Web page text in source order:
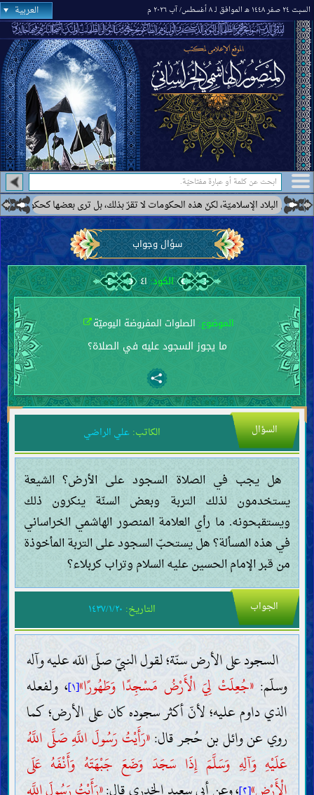
السبت ٢٤ صفر ١٤٤٨ هـ الموافق لـ ٨ أغسطس/ آب ٢٠٢٦ م العربية
لا تقرّ بذلك، بل ترى بعضها كحكومة إيران أنّها ممهّدة لظهور الإمام المهديّ
سؤال وجواب
الكود:٤١
الموضوع: الصلوات المفروضة اليوميّة
ما يجوز السجود عليه في الصلاة؟
السؤال الكاتب: علي الراضي
هل يجب في الصلاة السجود على الأرض؟ الشيعة
يستخدمون لذلك التربة وبعض السنّة ينكرون ذلك
ويستقبحونه. ما رأي العلامة المنصور الهاشمي الخراساني
في هذه المسألة؟ هل يستحبّ السجود على التربة المأخوذة
من قبر الإمام الحسين عليه السلام وتراب كربلاء؟
الجواب التاريخ: ١٤٣٧/١/٢٠
السجود على الأرض سنّة؛ لقول النبيّ صلّى اللّه عليه وآله
وسلّم: «جُعِلَتْ لِيَ الْأَرْضُ مَسْجِدًا وَطَهُورًا»[١] ، ولفعله
الذي داوم عليه؛ لأنّ أكثر سجوده كان على الأرض؛ كما
روي عن وائل بن حُجر قال:«رَأَيْتُ رَسُولَ اللَّهِ صَلَّى اللَّهُ
عَلَيْهِ وَآلِهِ وَسَلَّمَ إِذَا سَجَدَ وَضَعَ جَبْهَتَهُ وَأَنْفَهُ عَلَى